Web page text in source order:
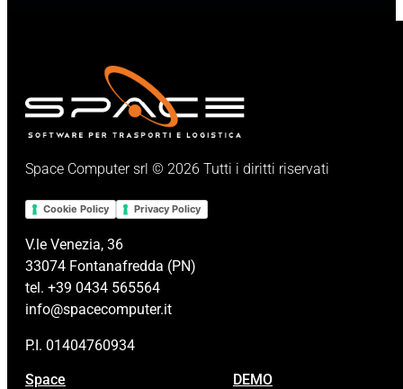
Space Computer srl © 2026 Tutti i diritti riservati
Cookie Policy Privacy Policy
V.le Venezia, 36
33074 Fontanafredda (PN)
tel. +39 0434 565564
info@spacecomputer.it
P.I. 01404760934
Space
DEMO